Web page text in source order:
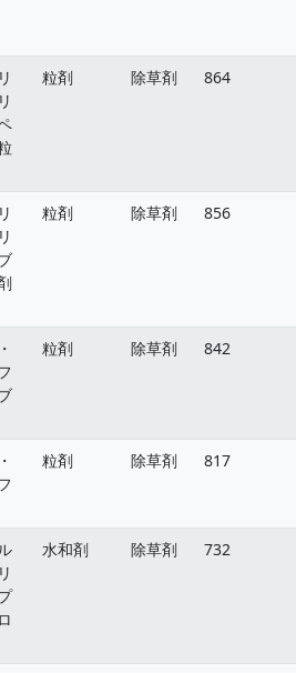
粒剤 除草剤 864
粒剤 除草剤 856
粒剤 除草剤 842
粒剤 除草剤 817
水和剤 除草剤 732